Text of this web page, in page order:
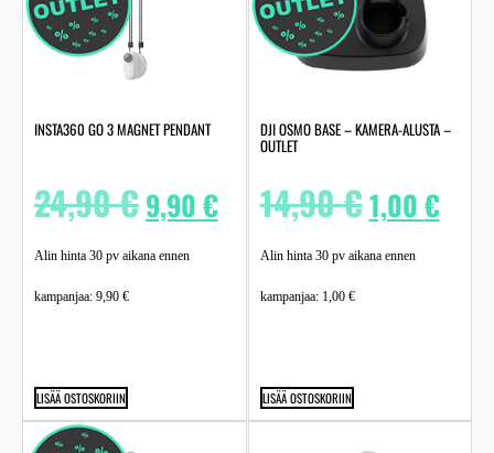
INSTA360 GO 3 MAGNET PENDANT
24,90€9,90€
Alin hinta 30 pv aikana ennen
kampanjaa: 9,90 €
LISÄÄ OSTOSKORIIN
DJI OSMO BASE – KAMERA-ALUSTA –
OUTLET
14,90€1,00€
Alin hinta 30 pv aikana ennen
kampanjaa: 1,00 €
LISÄÄ OSTOSKORIIN